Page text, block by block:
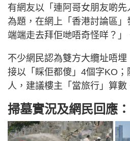
有網友以「連阿哥女朋友啲
為題，在網上「香港討論區
端端走去拜佢哋唔奇怪咩？」
不少網民認為雙方大纜址唔
接以「睬佢都傻」4個字KO
人，建議樓主「當旅行」算數
掃墓實況及網民回應：